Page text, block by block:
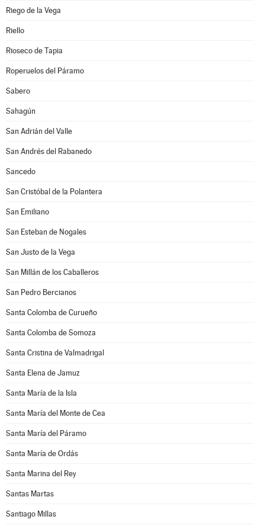
Riego de la Vega
Riello
Rioseco de Tapia
Roperuelos del Páramo
Sabero
Sahagún
San Adrián del Valle
San Andrés del Rabanedo
Sancedo
San Cristóbal de la Polantera
San Emiliano
San Esteban de Nogales
San Justo de la Vega
San Millán de los Caballeros
San Pedro Bercianos
Santa Colomba de Curueño
Santa Colomba de Somoza
Santa Cristina de Valmadrigal
Santa Elena de Jamuz
Santa María de la Isla
Santa María del Monte de Cea
Santa María del Páramo
Santa María de Ordás
Santa Marina del Rey
Santas Martas
Santiago Millas